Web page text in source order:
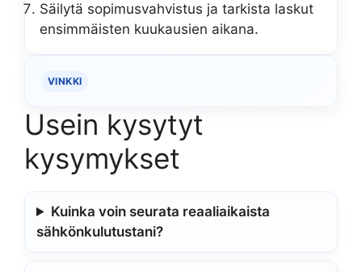
Säilytä sopimusvahvistus ja tarkista laskut
ensimmäisten kuukausien aikana.
VINKKI
Usein kysytyt
kysymykset
Kuinka voin seurata reaaliaikaista
sähkönkulutustani?